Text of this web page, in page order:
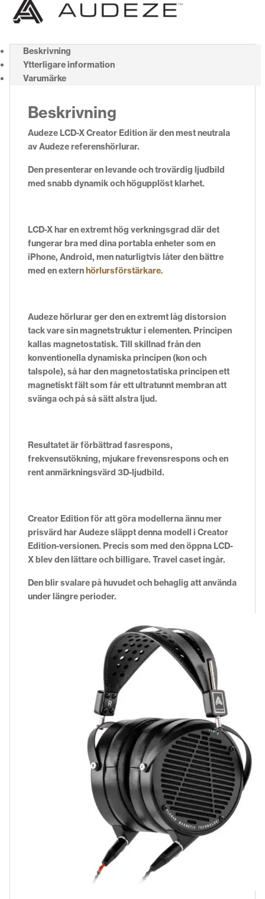
Beskrivning
Ytterligare information
Varumärke
Beskrivning
Audeze LCD-X Creator Edition är den mest neutrala
av Audeze referenshörlurar.
Den presenterar en levande och trovärdig ljudbild
med snabb dynamik och högupplöst klarhet.
LCD-X har en extremt hög verkningsgrad där det
fungerar bra med dina portabla enheter som en
iPhone, Android, men naturligtvis låter den bättre
med en externhörlursförstärkare.
Audeze hörlurar ger den en extremt låg distorsion
tack vare sin magnetstruktur i elementen. Principen
kallas magnetostatisk. Till skillnad från den
konventionella dynamiska principen (kon och
talspole), så har den magnetostatiska principen ett
magnetiskt fält som får ett ultratunnt membran att
svänga och på så sätt alstra ljud.
Resultatet är förbättrad fasrespons,
frekvensutökning, mjukare frevensrespons och en
rent anmärkningsvärd 3D-ljudbild.
Creator Edition för att göra modellerna ännu mer
prisvärd har Audeze släppt denna modell i Creator
Edition-versionen. Precis som med den öppna LCD-
X blev den lättare och billigare. Travel caset ingår.
Den blir svalare på huvudet och behaglig att använda
under längre perioder.